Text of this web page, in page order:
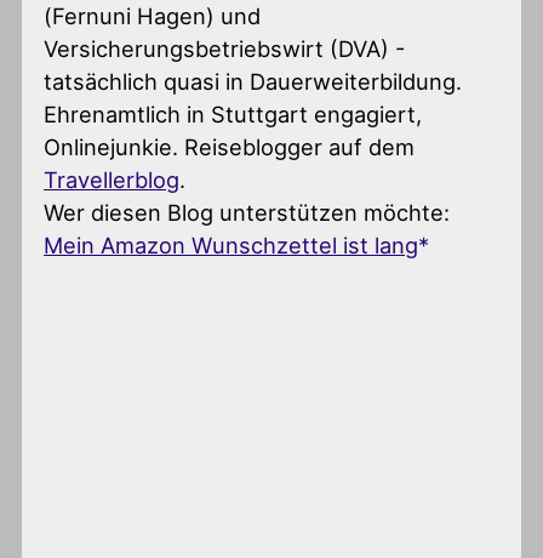
(Fernuni Hagen) und
Versicherungsbetriebswirt (DVA) -
tatsächlich quasi in Dauerweiterbildung.
Ehrenamtlich in Stuttgart engagiert,
Onlinejunkie. Reiseblogger auf dem
Travellerblog.
Wer diesen Blog unterstützen möchte:
Mein Amazon Wunschzettel ist lang